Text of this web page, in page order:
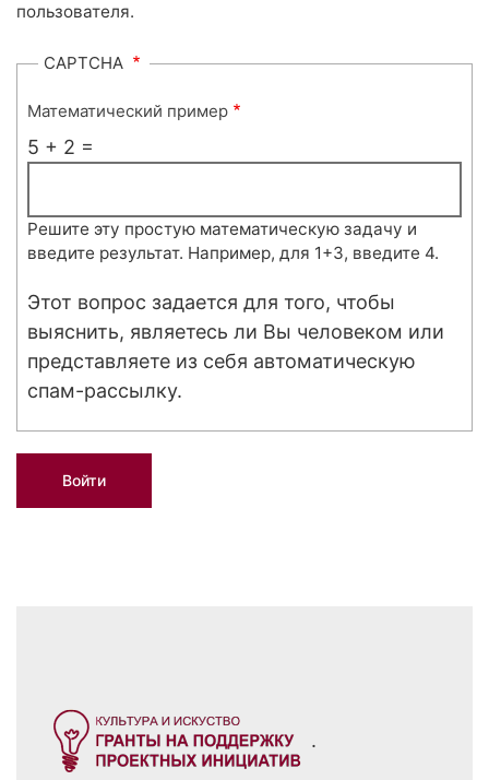
пользователя.
CAPTCHA
Математический пример
5 + 2 =
Решите эту простую математическую задачу и
введите результат. Например, для 1+3, введите 4.
Этот вопрос задается для того, чтобы
выяснить, являетесь ли Вы человеком или
представляете из себя автоматическую
спам-рассылку.
.